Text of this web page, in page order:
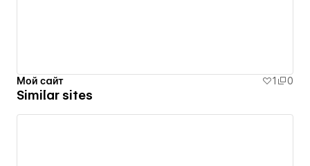
Мой сайт 1 0
Similar sites